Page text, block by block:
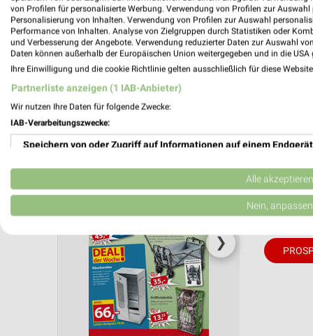
ÖPNV ANZEIGEN LADESÄULEN
Aktuelle Angebote in dieser Filiale
Anzahl Prospekte: 2
Letztes Prospektupdate: vor 16 Stunden
❯
den
Unsere
Gültig
📅
von Profilen für personalisierte Werbung. Verwendung von Profilen zur
Personalisierung von Inhalten. Verwendung von Profilen zur Auswahl
Performance von Inhalten. Analyse von Zielgruppen durch Statistiken oder
und Verbesserung der Angebote. Verwendung reduzierter Daten zur Auswahl
Daten können außerhalb der Europäischen Union weitergegeben und in die USA
Ihre Einwilligung und die cookie Richtlinie gelten ausschließlich für diese
Partnerliste anzeigen (1 IAB-Anbieter)
Wir nutzen Ihre Daten für folgende Zwecke:
IAB-Verarbeitungszwecke:
Speichern von oder Zugriff auf Informationen auf einem Endgerät
Verwendung reduzierter Daten zur Auswahl von Werbeanzeigen
Erstellung von Profilen für personalisierte Werbung
Erstellung von Profilen zur Personalisierung von Inhalten
Verwendung von Profilen zur Auswahl personalisierter Inhalte
Messung der Werbeleistung
Alle akzeptieren
Nein, anpassen